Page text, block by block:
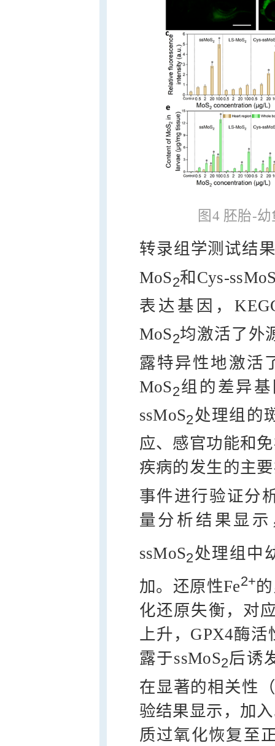
图4 胚胎-
转录组学测试结
MoS2和Cys-
表达基因，
MoS2均激活了外
露特异性地激活
MoS2组的差异
ssMoS2处理组的
应、感官功能和
疾病的发生的主
事件进行验证分
量分析结果显示
ssMoS2处理组中
加。还原性Fe2+
化还原失衡，对
上升，GPX4酶
露于ssMoS2后诱
在显著的相关性
验结果显示，加
质过氧化恢复至